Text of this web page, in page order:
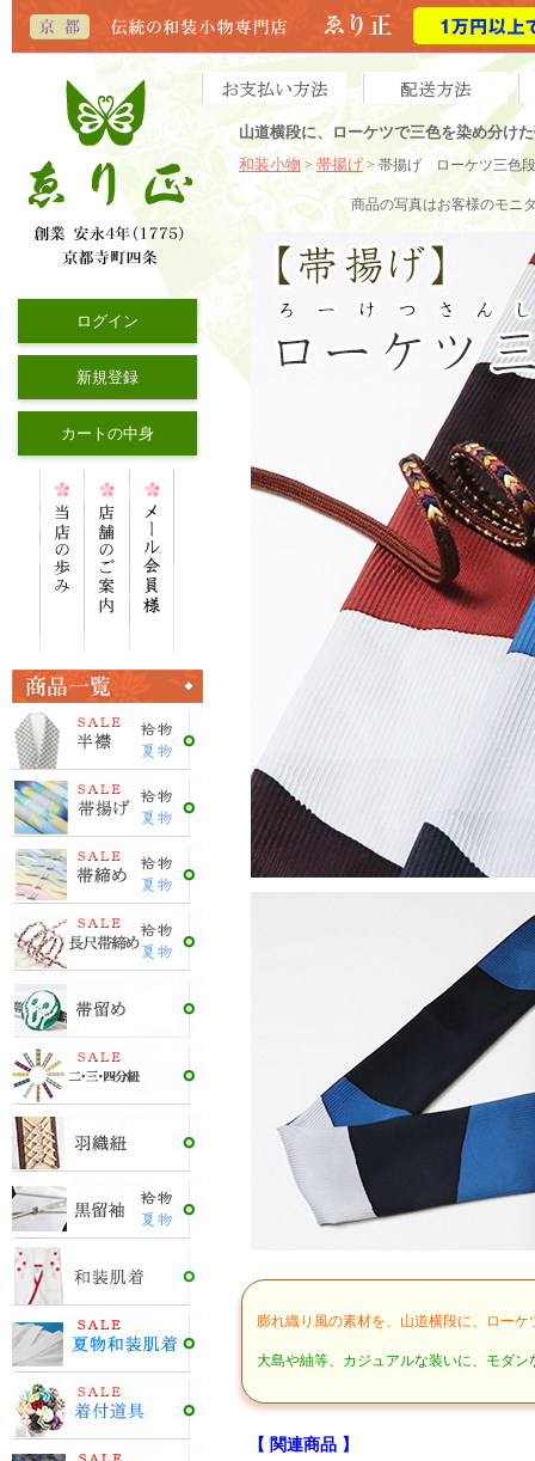
ログイン
新規登録
カートの中身
山道横段に、ローケツで三色を染め分け
和装小物 > 帯揚げ > 帯揚げ ローケツ三色
商品の写真はお客様のモニ
膨れ織り風の素材を、山道横段に、ロー
大島や紬等、カジュアルな装いに、モダ
【 関連商品 】